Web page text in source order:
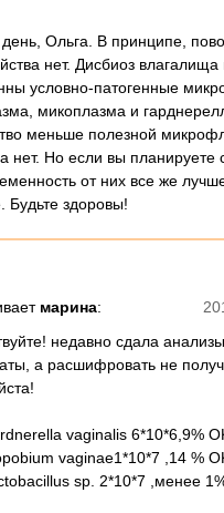
Ольга. В принципе,
нет. Дисбиоз влагалища
условно-патогенные
микоплазма и
меньше полезной
нет. Но если вы планируете
от них все же
Будьте здоровы!
марина:
недавно сдала
а расшифровать не
vaginalis 6*10*6,9%
vaginae1*10*7 ,14 %
sp. 2*10*7 ,менее